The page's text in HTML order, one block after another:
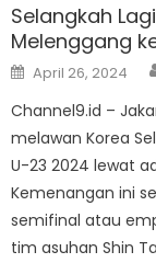
Selangkah
Melenggang
Posted
on
April 26, 2024
Channel9.id –
melawan Korea
U-23 2024 lewat
Kemenangan ini
semifinal atau
tim asuhan Shin